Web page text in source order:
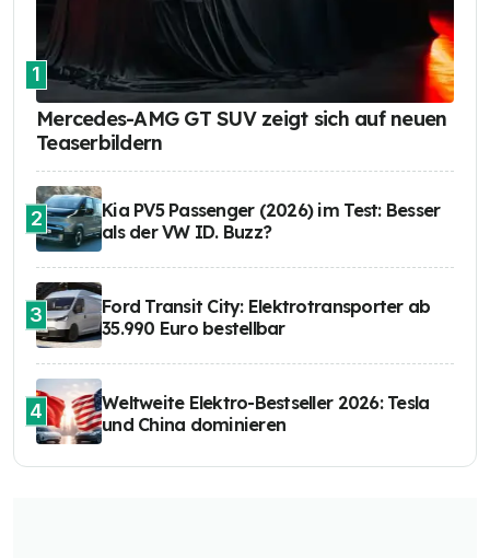
1
Mercedes-AMG GT SUV zeigt sich auf neuen
Teaserbildern
2
Kia PV5 Passenger (2026) im Test: Besser
als der VW ID. Buzz?
3
Ford Transit City: Elektrotransporter ab
35.990 Euro bestellbar
4
Weltweite Elektro-Bestseller 2026: Tesla
und China dominieren